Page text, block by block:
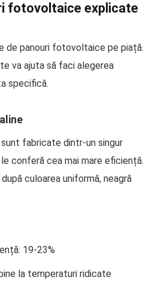
fotovoltaice explicate
de panouri fotovoltaice pe piață.
va ajuta să faci alegerea
specifică.
fabricate dintr-un singur
conferă cea mai mare eficiență.
culoarea uniformă, neagră
19-23%
la temperaturi ridicate